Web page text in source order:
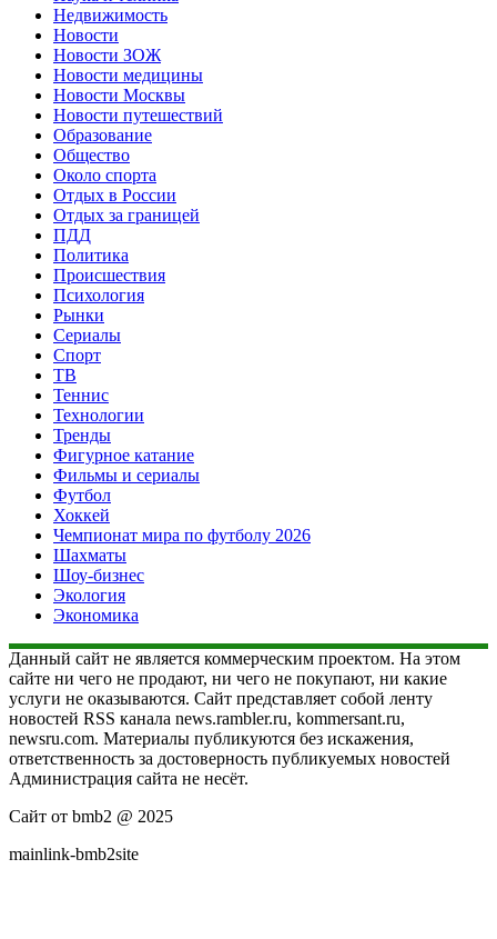
Недвижимость
Новости
Новости ЗОЖ
Новости медицины
Новости Москвы
Новости путешествий
Образование
Общество
Около спорта
Отдых в России
Отдых за границей
ПДД
Политика
Происшествия
Психология
Рынки
Сериалы
Спорт
ТВ
Теннис
Технологии
Тренды
Фигурное катание
Фильмы и сериалы
Футбол
Хоккей
Чемпионат мира по футболу 2026
Шахматы
Шоу-бизнес
Экология
Экономика
Данный сайт не является коммерческим проектом. На этом
сайте ни чего не продают, ни чего не покупают, ни какие
услуги не оказываются. Сайт представляет собой ленту
новостей RSS канала news.rambler.ru, kommersant.ru,
newsru.com. Материалы публикуются без искажения,
ответственность за достоверность публикуемых новостей
Администрация сайта не несёт.
Сайт от bmb2 @ 2025
mainlink-bmb2site